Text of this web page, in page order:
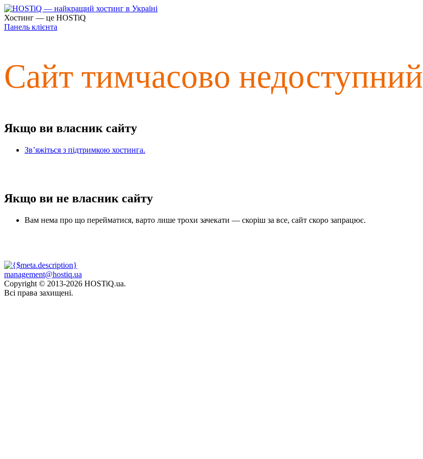
Хостинг — це HOSTiQ
Панель клієнта
Сайт тимчасово недоступний
Якщо ви власник сайту
Зв’яжіться з підтримкою хостинга.
Якщо ви не власник сайту
Вам нема про що перейматися, варто лише трохи зачекати — скоріш за все, сайт скоро запрацює.
management@hostiq.ua
Copyright © 2013-2026 HOSTiQ.ua.
Всі права захищені.